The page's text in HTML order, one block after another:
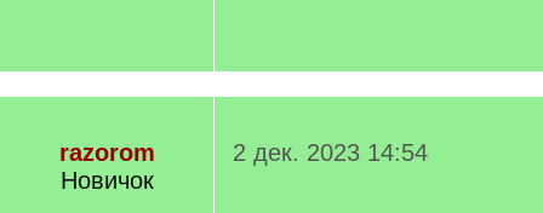
razorom
Новичок
2 дек. 2023 14:54